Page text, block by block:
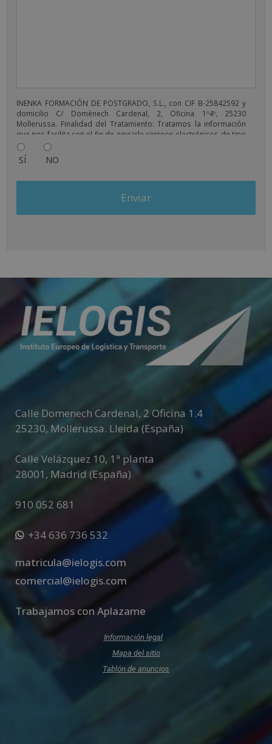
INENKA FORMACIÓN DE POSTGRADO, S.L., con CIF B-25842592 y
domicilio C/ Domènech Cardenal, 2, Oficina 1º4º, 25230
Mollerussa. Finalidad del Tratamiento: Tratamos la información
que nos facilita con el fin de enviarle correos electrónicos de tipo
comercial relacionado con los productos ofrecidos y otros tipo
de productos que fueran de su interés. Legitimación del
tratamiento: Consentimiento del interesado. Derechos: Puede
información consulte nuestra Política de Privacidad. Desea recibir
SÍ NO
a
t
v
Calle Domenech Cardenal, 2 Oficina 1.4
25230, Mollerussa. Lleida (España)
Calle Velázquez 10, 1ª planta
28001 , Madrid (España)
910 052 681
+34 636 736 532
matricula@ielogis.com
comercial@ielogis.com
Trabajamos con Aplazame
Información legal
Mapa del sitio
Tablón de anuncios